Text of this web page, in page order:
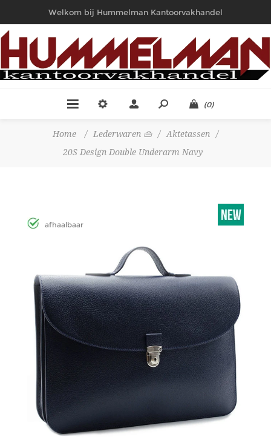
Welkom bij Hummelman Kantoorvakhandel
(0)
Home / Lederwaren 👜 / Aktetassen
/
20S Design Double Underarm Navy
afhaalbaar